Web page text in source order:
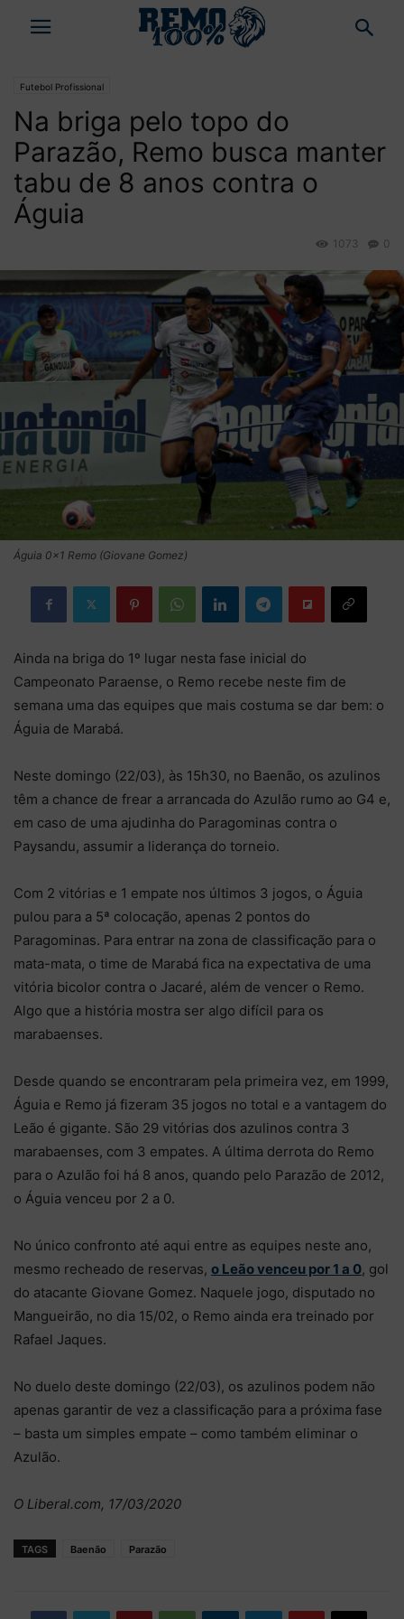
Futebol Profissional
Na briga pelo topo do
Parazão, Remo busca manter
tabu de 8 anos contra o
Águia
0
1073
Águia 0x1 Remo (Giovane Gomez)
Ainda na briga do 1º lugar nesta fase inicial do
Campeonato Paraense, o Remo recebe neste fim de
semana uma das equipes que mais costuma se dar bem: o
Águia de Marabá.
Neste domingo (22/03), às 15h30, no Baenão, os azulinos
têm a chance de frear a arrancada do Azulão rumo ao G4 e,
em caso de uma ajudinha do Paragominas contra o
Paysandu, assumir a liderança do torneio.
Com 2 vitórias e 1 empate nos últimos 3 jogos, o Águia
pulou para a 5ª colocação, apenas 2 pontos do
Paragominas. Para entrar na zona de classificação para o
mata-mata, o time de Marabá fica na expectativa de uma
vitória bicolor contra o Jacaré, além de vencer o Remo.
Algo que a história mostra ser algo difícil para os
marabaenses.
Desde quando se encontraram pela primeira vez, em 1999,
Águia e Remo já fizeram 35 jogos no total e a vantagem do
Leão é gigante. São 29 vitórias dos azulinos contra 3
marabaenses, com 3 empates. A última derrota do Remo
para o Azulão foi há 8 anos, quando pelo Parazão de 2012,
o Águia venceu por 2 a 0.
No único confronto até aqui entre as equipes neste ano,
mesmo recheado de reservas, o Leão venceu por 1 a 0, gol
do atacante Giovane Gomez. Naquele jogo, disputado no
Mangueirão, no dia 15/02, o Remo ainda era treinado por
Rafael Jaques.
No duelo deste domingo (22/03), os azulinos podem não
apenas garantir de vez a classificação para a próxima fase
– basta um simples empate – como também eliminar o
Azulão.
O Liberal.com, 17/03/2020
TAGS Baenão Parazão